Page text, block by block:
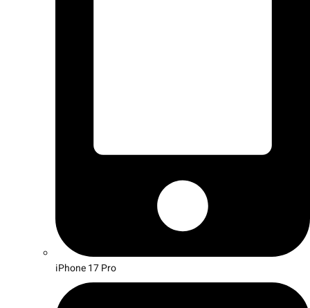
iPhone 17 Pro